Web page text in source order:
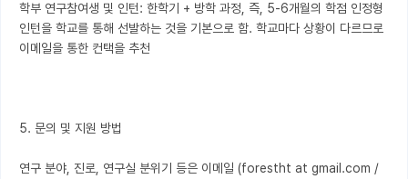
학부 연구참여생 및 인턴: 한학기 + 방학 과정, 즉, 5-6개월의 학점 인정형
인턴을 학교를 통해 선발하는 것을 기본으로 함. 학교마다 상황이 다르므로
이메일을 통한 컨택을 추천
5. 문의 및 지원 방법
연구 분야, 진로, 연구실 분위기 등은 이메일 (forestht at gmail.com /